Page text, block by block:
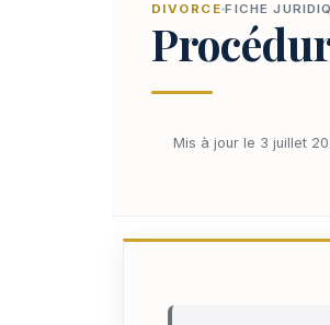
DIVORCE FICHE
Mis à jour le 3 juillet